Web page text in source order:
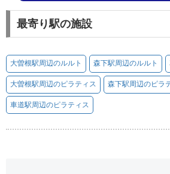
最寄り駅の施設
大曽根駅周辺のルルト 森下駅周辺のルルト
大曽根駅周辺のピラティス 森下駅周辺のピラ
車道駅周辺のピラティス